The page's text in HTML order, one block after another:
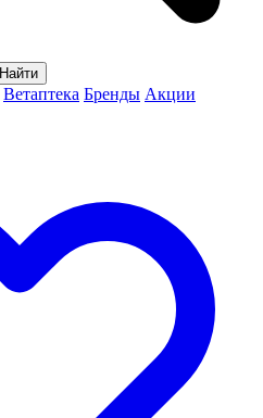
Найти
Ветаптека Бренды Акции